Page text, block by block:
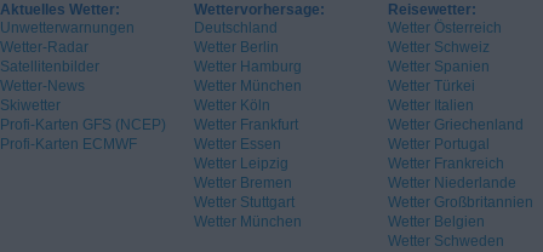
Aktuelles Wetter:
Unwetterwarnungen
Wetter-Radar
Satellitenbilder
Wetter-News
Skiwetter
Profi-Karten GFS (NCEP)
Profi-Karten ECMWF
Wettervorhersage:
Deutschland
Wetter Berlin
Wetter Hamburg
Wetter München
Wetter Köln
Wetter Frankfurt
Wetter Essen
Wetter Leipzig
Wetter Bremen
Wetter Stuttgart
Wetter München
Reisewetter:
Wetter Österreich
Wetter Schweiz
Wetter Spanien
Wetter Türkei
Wetter Italien
Wetter Griechenland
Wetter Portugal
Wetter Frankreich
Wetter Niederlande
Wetter Großbritannien
Wetter Belgien
Wetter Schweden